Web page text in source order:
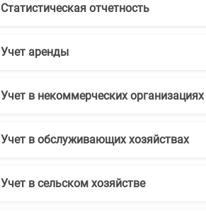
Статистическая отчетность
Учет аренды
Учет в некоммерческих организациях
Учет в обслуживающих хозяйствах
Учет в сельском хозяйстве